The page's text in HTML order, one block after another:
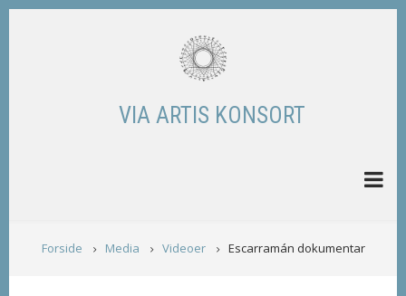
Skip
VIA ARTIS KONSORT
BREADCRUMB
Forside Media Videoer Escarramán dokumentar